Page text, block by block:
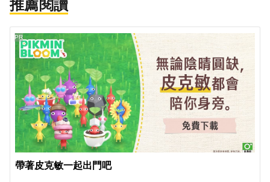
推薦閱讀
帶著皮克敏一起出門吧
PR